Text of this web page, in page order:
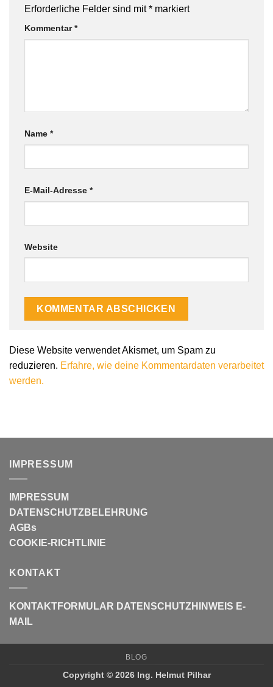
Erforderliche Felder sind mit* markiert
Kommentar*
Name *
E-Mail-Adresse *
Website
Diese Website verwendet Akismet, um Spam zu
reduzieren. Erfahre, wie deine Kommentardaten verarbeitet
werden.
IMPRESSUM
IMPRESSUM
DATENSCHUTZBELEHRUNG
AGBs
COOKIE-RICHTLINIE
KONTAKT
KONTAKTFORMULAR DATENSCHUTZHINWEIS E-
MAIL
BLOG
Copyright © 2026 Ing. Helmut Pilhar